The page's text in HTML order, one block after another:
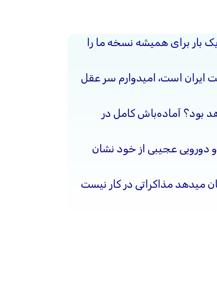
بار برای همیشه نسخه ما را
است، امیدوارم سر عقل
بود؟ آماده‌باش کامل در
دورویی عجیبی از خود نشان
میدهد مذاکراتی در کار نیست